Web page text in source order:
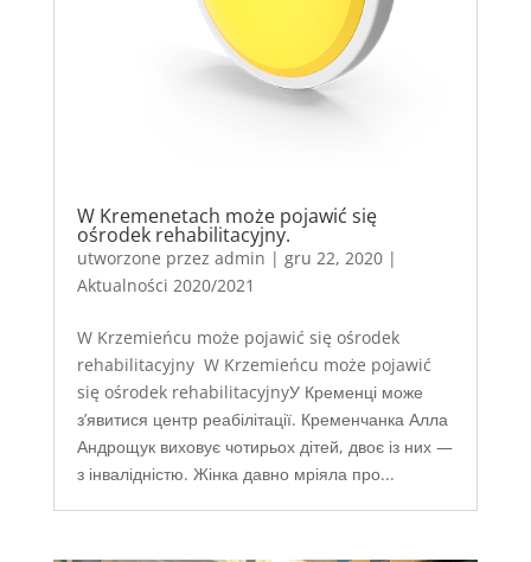
W Kremenetach może pojawić się
ośrodek rehabilitacyjny.
utworzone przez admin | gru 22, 2020|
Aktualności 2020/2021
W Krzemieńcu może pojawić się ośrodek
rehabilitacyjny W Krzemieńcu może pojawić
się ośrodek rehabilitacyjnyУ Кременці може
з’явитися центр реабілітації. Кременчанка Алла
Андрощук виховує чотирьох дітей, двоє із них —
з інвалідністю. Жінка давно мріяла про...